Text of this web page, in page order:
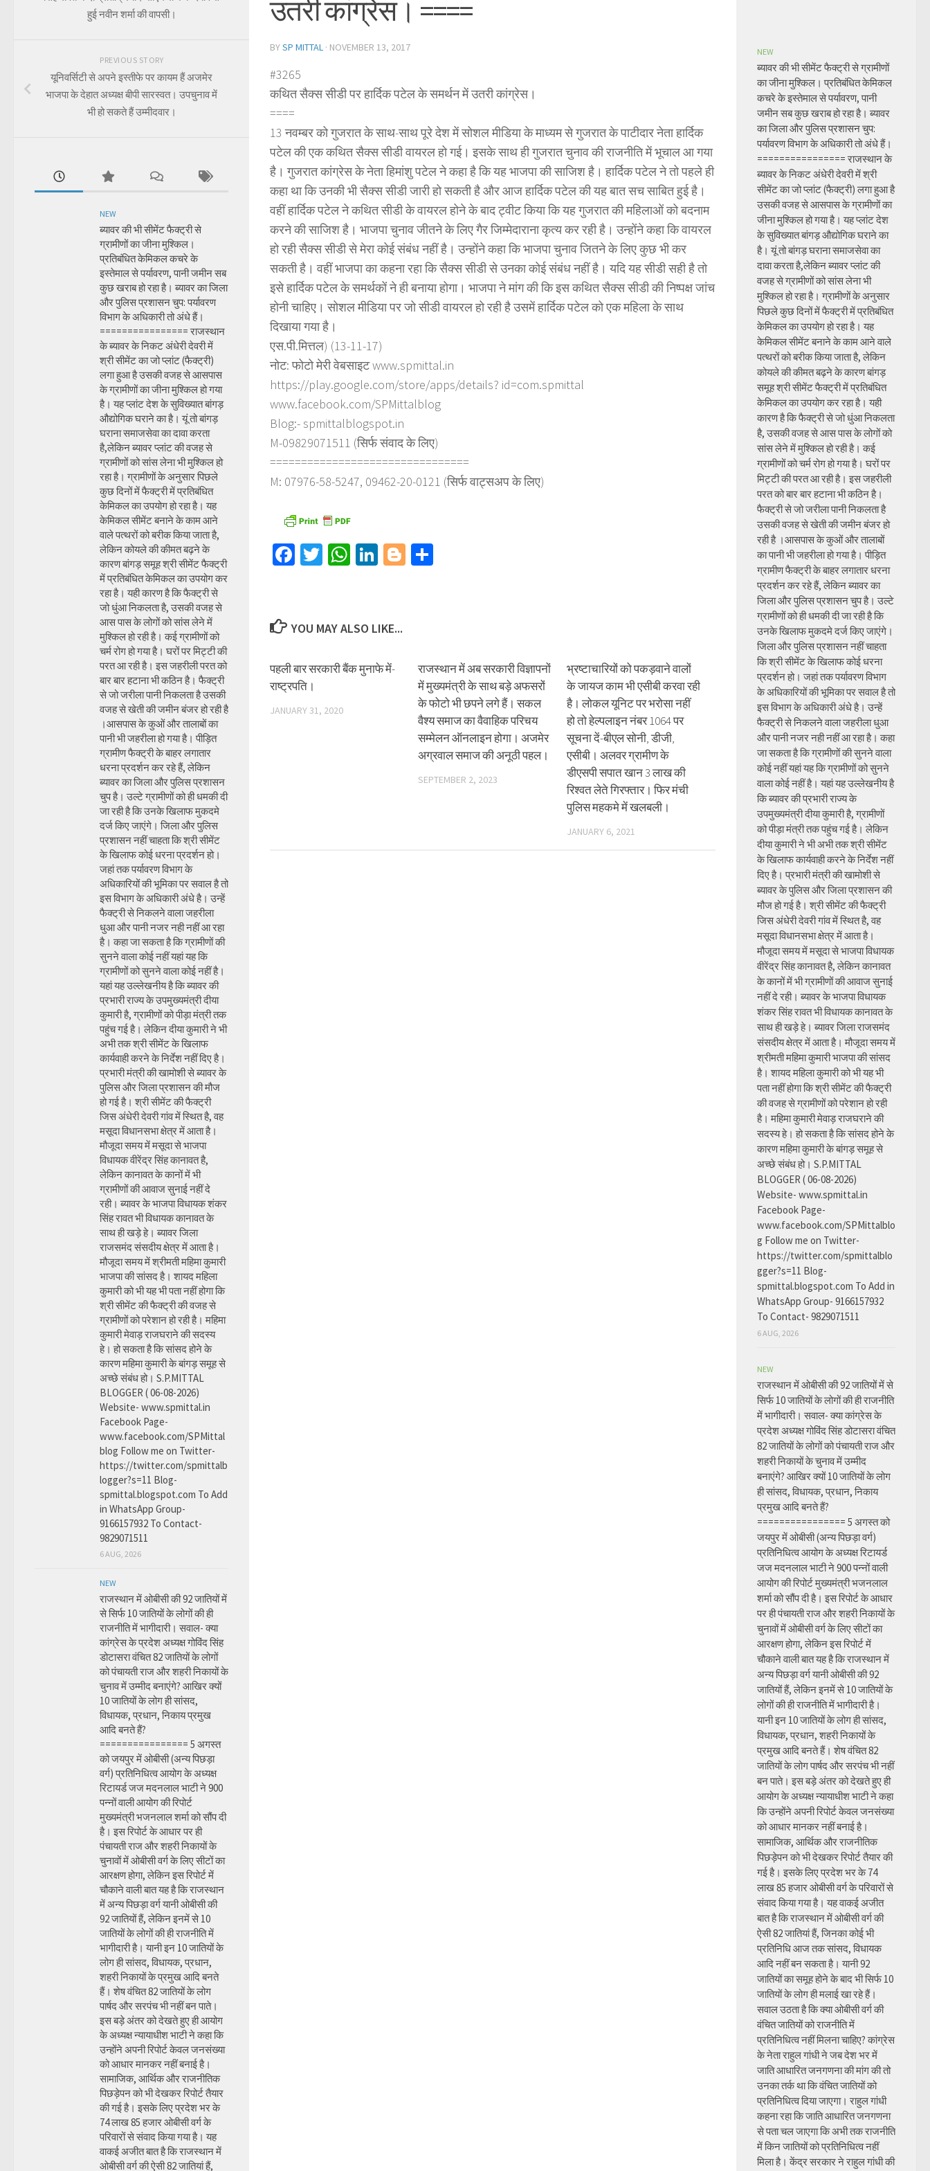
उतरी कांग्रेस। ====
BYSP MITTAL · NOVEMBER 13, 2017
#3265
कथित सैक्स सीडी पर हार्दिक पटेल के समर्थन में उतरी कांग्रेस।
====
13 नवम्बर को गुजरात के साथ-साथ पूरे देश में सोशल मीडिया के माध्यम से गुजरात के पाटीदार नेता हार्दिक
पटेल की एक कथित सैक्स सीडी वायरल हो गई। इसके साथ ही गुजरात चुनाव की राजनीति में भूचाल आ गया
है। गुजरात कांग्रेस के नेता हिमांशु पटेल ने कहा है कि यह भाजपा की साजिश है। हार्दिक पटेल ने तो पहले ही
कहा था कि उनकी भी सैक्स सीडी जारी हो सकती है और आज हार्दिक पटेल की यह बात सच साबित हुई है।
वहीं हार्दिक पटेल ने कथित सीडी के वायरल होने के बाद ट्वीट किया कि यह गुजरात की महिलाओं को बदनाम
करने की साजिश है। भाजपा चुनाव जीतने के लिए गैर जिम्मेदाराना कृत्य कर रही है। उन्होंने कहा कि वायरल
हो रही सैक्स सीडी से मेरा कोई संबंध नहीं है। उन्होंने कहा कि भाजपा चुनाव जितने के लिए कुछ भी कर
सकती है। वहीं भाजपा का कहना रहा कि सैक्स सीडी से उनका कोई संबंध नहीं है। यदि यह सीडी सही है तो
इसे हार्दिक पटेल के समर्थकों ने ही बनाया होगा। भाजपा ने मांग की कि इस कथित सैक्स सीडी की निष्पक्ष जांच
होनी चाहिए। सोशल मीडिया पर जो सीडी वायरल हो रही है उसमें हार्दिक पटेल को एक महिला के साथ
दिखाया गया है।
एस.पी.मित्तल) (13-11-17)
नोट: फोटो मेरी वेबसाइट www.spmittal.in
https://play.google.com/store/apps/details? id=com.spmittal
www.facebook.com/SPMittalblog
Blog:- spmittalblogspot.in
M-09829071511 (सिर्फ संवाद के लिए)
================================
M: 07976-58-5247, 09462-20-0121 (सिर्फ वाट्सअप के लिए)
Facebook
TwitterWhatsApp
LinkedIn
Blogger
YOU MAY ALSO LIKE...
पहली बार सरकारी बैंक मुनाफे में-
राष्ट्रपति।
JANUARY 31, 2020
राजस्थान में अब सरकारी विज्ञापनों
में मुख्यमंत्री के साथ बड़े अफसरों
के फोटो भी छपने लगे हैं। सकल
वैश्य समाज का वैवाहिक परिचय
सम्मेलन ऑनलाइन होगा। अजमेर
अग्रवाल समाज की अनूठी पहल।
SEPTEMBER 2, 2023
भ्रष्टाचारियों को पकड़वाने वालों
के जायज काम भी एसीबी करवा रही
है। लोकल यूनिट पर भरोसा नहीं
हो तो हेल्पलाइन नंबर 1064 पर
सूचना दें-बीएल सोनी, डीजी,
एसीबी। अलवर ग्रामीण के
डीएसपी सपात खान 3 लाख की
रिश्वत लेते गिरफ्तार। फिर मंची
पुलिस महकमे में खलबली।
JANUARY 6, 2021
हुई नवीन शर्मा की वापसी।
PREVIOUS STORY
यूनिवर्सिटी से अपने इस्तीफे पर कायम हैं अजमेर
भाजपा के देहात अध्यक्ष बीपी सारस्वत। उपचुनाव में
भी हो सकते हैं उम्मीदवार।
NEW
ब्यावर की भी सीमेंट फैक्ट्री से
ग्रामीणों का जीना मुश्किल।
प्रतिबंधित केमिकल कचरे के
इस्तेमाल से पर्यावरण, पानी जमीन सब
कुछ खराब हो रहा है। ब्यावर का जिला
और पुलिस प्रशासन चुप: पर्यावरण
विभाग के अधिकारी तो अंधे हैं।
================ राजस्थान
के ब्यावर के निकट अंधेरी देवरी में
श्री सीमेंट का जो प्लांट (फैक्ट्री)
लगा हुआ है उसकी वजह से आसपास
के ग्रामीणों का जीना मुश्किल हो गया
है। यह प्लांट देश के सुविख्यात बांगड़
औद्योगिक घराने का है। यूं तो बांगड़
घराना समाजसेवा का दावा करता
है,लेकिन ब्यावर प्लांट की वजह से
ग्रामीणों को सांस लेना भी मुश्किल हो
रहा है। ग्रामीणों के अनुसार पिछले
कुछ दिनों में फैक्ट्री में प्रतिबंधित
केमिकल का उपयोग हो रहा है। यह
केमिकल सीमेंट बनाने के काम आने
वाले पत्थरों को बरीक किया जाता है,
लेकिन कोयले की कीमत बढ़ने के
कारण बांगड़ समूह श्री सीमेंट फैक्ट्री
में प्रतिबंधित केमिकल का उपयोग कर
रहा है। यही कारण है कि फैक्ट्री से
जो धुंआ निकलता है, उसकी वजह से
आस पास के लोगों को सांस लेने में
मुश्किल हो रही है। कई ग्रामीणों को
चर्म रोग हो गया है। घरों पर मिट्टी की
परत आ रही है। इस जहरीली परत को
बार बार हटाना भी कठिन है। फैक्ट्री
से जो जरीला पानी निकलता है उसकी
वजह से खेती की जमीन बंजर हो रही है
।आसपास के कुओं और तालाबों का
पानी भी जहरीला हो गया है। पीड़ित
ग्रामीण फैक्ट्री के बाहर लगातार
धरना प्रदर्शन कर रहे हैं, लेकिन
ब्यावर का जिला और पुलिस प्रशासन
चुप है। उल्टे ग्रामीणों को ही धमकी दी
जा रही है कि उनके खिलाफ मुकदमे
दर्ज किए जाएंगे। जिला और पुलिस
प्रशासन नहीं चाहता कि श्री सीमेंट
के खिलाफ कोई धरना प्रदर्शन हो।
जहां तक पर्यावरण विभाग के
अधिकारियों की भूमिका पर सवाल है तो
इस विभाग के अधिकारी अंधे है। उन्हें
फैक्ट्री से निकलने वाला जहरीला
धुआ और पानी नजर नही नहीं आ रहा
है। कहा जा सकता है कि ग्रामीणों की
सुनने वाला कोई नहीं यहां यह कि
ग्रामीणों को सुनने वाला कोई नहीं है।
यहां यह उल्लेखनीय है कि ब्यावर की
प्रभारी राज्य के उपमुख्यमंत्री दीया
कुमारी है, ग्रामीणों को पीड़ा मंत्री तक
पहुंच गई है। लेकिन दीया कुमारी ने भी
अभी तक श्री सीमेंट के खिलाफ
कार्यवाही करने के निर्देश नहीं दिए है।
प्रभारी मंत्री की खामोशी से ब्यावर के
पुलिस और जिला प्रशासन की मौज
हो गई है। श्री सीमेंट की फैक्ट्री
जिस अंधेरी देवरी गांव में स्थित है, वह
मसूदा विधानसभा क्षेत्र में आता है।
मौजूदा समय में मसूदा से भाजपा
विधायक वीरेंद्र सिंह कानावत है,
लेकिन कानावत के कानों में भी
ग्रामीणों की आवाज सुनाई नहीं दे
रही। ब्यावर के भाजपा विधायक शंकर
सिंह रावत भी विधायक कानावत के
साथ ही खड़े हे। ब्यावर जिला
राजसमंद संसदीय क्षेत्र में आता है।
मौजूदा समय में श्रीमती महिमा कुमारी
भाजपा की सांसद है। शायद महिला
कुमारी को भी यह भी पता नहीं होगा कि
श्री सीमेंट की फैक्ट्री की वजह से
ग्रामीणों को परेशान हो रही है। महिमा
कुमारी मेवाड़ राजघराने की सदस्य
हे। हो सकता है कि सांसद होने के
कारण महिमा कुमारी के बांगड़ समूह से
अच्छे संबंध हो। S.P.MITTAL
BLOGGER ( 06-08-2026)
Website- www.spmittal.in
Facebook Page-
www.facebook.com/SPMittal
blog Follow me on Twitter-
https://twitter.com/spmittalb
logger?s=11 Blog-
spmittal.blogspot.com To Add
in WhatsApp Group-
9166157932 To Contact-
9829071511
6 AUG, 2026
NEW
राजस्थान में ओबीसी की 92 जातियों में
से सिर्फ 10 जातियों के लोगों की ही
राजनीति में भागीदारी। सवाल- क्या
कांग्रेस के प्रदेश अध्यक्ष गोविंद सिंह
डोटासरा वंचित 82 जातियों के लोगों
को पंचायती राज और शहरी निकायों के
चुनाव में उम्मीद बनाएंगे? आखिर क्यों
10 जातियों के लोग ही सांसद,
विधायक, प्रधान, निकाय प्रमुख
आदि बनते हैं?
================ 5 अगस्त
को जयपुर में ओबीसी (अन्य पिछड़ा
वर्ग) प्रतिनिधित्व आयोग के अध्यक्ष
रिटायर्ड जज मदनलाल भाटी ने 900
पन्नों वाली आयोग की रिपोर्ट
मुख्यमंत्री भजनलाल शर्मा को सौंप दी
है। इस रिपोर्ट के आधार पर ही
पंचायती राज और शहरी निकायों के
चुनावों में ओबीसी वर्ग के लिए सीटों का
आरक्षण होगा, लेकिन इस रिपोर्ट में
चौकाने वाली बात यह है कि राजस्थान
में अन्य पिछड़ा वर्ग यानी ओबीसी की
92 जातियों हैं, लेकिन इनमें से 10
जातियों के लोगों की ही राजनीति में
भागीदारी है। यानी इन 10 जातियों के
लोग ही सांसद, विधायक, प्रधान,
शहरी निकायों के प्रमुख आदि बनते
हैं। शेष वंचित 82 जातियों के लोग
पार्षद और सरपंच भी नहीं बन पाते।
इस बड़े अंतर को देखते हुए ही आयोग
के अध्यक्ष न्यायाधीश भाटी ने कहा कि
उन्होंने अपनी रिपोर्ट केवल जनसंख्या
को आधार मानकर नहीं बनाई है।
सामाजिक, आर्थिक और राजनीतिक
पिछड़ेपन को भी देखकर रिपोर्ट तैयार
की गई है। इसके लिए प्रदेश भर के
74 लाख 85 हजार ओबीसी वर्ग के
परिवारों से संवाद किया गया है। यह
वाकई अजीत बात है कि राजस्थान में
ओबीसी वर्ग की ऐसी 82 जातियां हैं,
NEW
ब्यावर की भी सीमेंट फैक्ट्री से ग्रामीणों
का जीना मुश्किल। प्रतिबंधित केमिकल
कचरे के इस्तेमाल से पर्यावरण, पानी
जमीन सब कुछ खराब हो रहा है। ब्यावर
का जिला और पुलिस प्रशासन चुप:
पर्यावरण विभाग के अधिकारी तो अंधे हैं।
================ राजस्थान के
ब्यावर के निकट अंधेरी देवरी में श्री
सीमेंट का जो प्लांट (फैक्ट्री) लगा हुआ है
उसकी वजह से आसपास के ग्रामीणों का
जीना मुश्किल हो गया है। यह प्लांट देश
के सुविख्यात बांगड़ औद्योगिक घराने का
है। यूं तो बांगड़ घराना समाजसेवा का
दावा करता है,लेकिन ब्यावर प्लांट की
वजह से ग्रामीणों को सांस लेना भी
मुश्किल हो रहा है। ग्रामीणों के अनुसार
पिछले कुछ दिनों में फैक्ट्री में प्रतिबंधित
केमिकल का उपयोग हो रहा है। यह
केमिकल सीमेंट बनाने के काम आने वाले
पत्थरों को बरीक किया जाता है, लेकिन
कोयले की कीमत बढ़ने के कारण बांगड़
समूह श्री सीमेंट फैक्ट्री में प्रतिबंधित
केमिकल का उपयोग कर रहा है। यही
कारण है कि फैक्ट्री से जो धुंआ निकलता
है, उसकी वजह से आस पास के लोगों को
सांस लेने में मुश्किल हो रही है। कई
ग्रामीणों को चर्म रोग हो गया है। घरों पर
मिट्टी की परत आ रही है। इस जहरीली
परत को बार बार हटाना भी कठिन है।
फैक्ट्री से जो जरीला पानी निकलता है
उसकी वजह से खेती की जमीन बंजर हो
रही है ।आसपास के कुओं और तालाबों
का पानी भी जहरीला हो गया है। पीड़ित
ग्रामीण फैक्ट्री के बाहर लगातार धरना
प्रदर्शन कर रहे हैं, लेकिन ब्यावर का
जिला और पुलिस प्रशासन चुप है। उल्टे
ग्रामीणों को ही धमकी दी जा रही है कि
उनके खिलाफ मुकदमे दर्ज किए जाएंगे।
जिला और पुलिस प्रशासन नहीं चाहता
कि श्री सीमेंट के खिलाफ कोई धरना
प्रदर्शन हो। जहां तक पर्यावरण विभाग
के अधिकारियों की भूमिका पर सवाल है तो
इस विभाग के अधिकारी अंधे है। उन्हें
फैक्ट्री से निकलने वाला जहरीला धुआ
और पानी नजर नही नहीं आ रहा है। कहा
जा सकता है कि ग्रामीणों की सुनने वाला
कोई नहीं यहां यह कि ग्रामीणों को सुनने
वाला कोई नहीं है। यहां यह उल्लेखनीय है
कि ब्यावर की प्रभारी राज्य के
उपमुख्यमंत्री दीया कुमारी है, ग्रामीणों
को पीड़ा मंत्री तक पहुंच गई है। लेकिन
दीया कुमारी ने भी अभी तक श्री सीमेंट
के खिलाफ कार्यवाही करने के निर्देश नहीं
दिए है। प्रभारी मंत्री की खामोशी से
ब्यावर के पुलिस और जिला प्रशासन की
मौज हो गई है। श्री सीमेंट की फैक्ट्री
जिस अंधेरी देवरी गांव में स्थित है, वह
मसूदा विधानसभा क्षेत्र में आता है।
मौजूदा समय में मसूदा से भाजपा विधायक
वीरेंद्र सिंह कानावत है, लेकिन कानावत
के कानों में भी ग्रामीणों की आवाज सुनाई
नहीं दे रही। ब्यावर के भाजपा विधायक
शंकर सिंह रावत भी विधायक कानावत के
साथ ही खड़े हे। ब्यावर जिला राजसमंद
संसदीय क्षेत्र में आता है। मौजूदा समय में
श्रीमती महिमा कुमारी भाजपा की सांसद
है। शायद महिला कुमारी को भी यह भी
पता नहीं होगा कि श्री सीमेंट की फैक्ट्री
की वजह से ग्रामीणों को परेशान हो रही
है। महिमा कुमारी मेवाड़ राजघराने की
सदस्य हे। हो सकता है कि सांसद होने के
कारण महिमा कुमारी के बांगड़ समूह से
अच्छे संबंध हो। S.P.MITTAL
BLOGGER ( 06-08-2026)
Website- www.spmittal.in
Facebook Page-
www.facebook.com/SPMittalblo
g Follow me on Twitter-
https://twitter.com/spmittalblo
gger?s=11 Blog-
spmittal.blogspot.com To Add in
WhatsApp Group- 9166157932
To Contact- 9829071511
6 AUG, 2026
NEW
राजस्थान में ओबीसी की 92 जातियों में से
सिर्फ 10 जातियों के लोगों की ही राजनीति
में भागीदारी। सवाल- क्या कांग्रेस के
प्रदेश अध्यक्ष गोविंद सिंह डोटासरा वंचित
82 जातियों के लोगों को पंचायती राज और
शहरी निकायों के चुनाव में उम्मीद
बनाएंगे? आखिर क्यों 10 जातियों के लोग
ही सांसद, विधायक, प्रधान, निकाय
प्रमुख आदि बनते हैं?
================ 5 अगस्त को
जयपुर में ओबीसी (अन्य पिछड़ा वर्ग)
प्रतिनिधित्व आयोग के अध्यक्ष रिटायर्ड
जज मदनलाल भाटी ने 900 पन्नों वाली
आयोग की रिपोर्ट मुख्यमंत्री भजनलाल
शर्मा को सौंप दी है। इस रिपोर्ट के आधार
पर ही पंचायती राज और शहरी निकायों के
चुनावों में ओबीसी वर्ग के लिए सीटों का
आरक्षण होगा, लेकिन इस रिपोर्ट में
चौकाने वाली बात यह है कि राजस्थान में
अन्य पिछड़ा वर्ग यानी ओबीसी की 92
जातियों हैं, लेकिन इनमें से 10 जातियों के
लोगों की ही राजनीति में भागीदारी है।
यानी इन 10 जातियों के लोग ही सांसद,
विधायक, प्रधान, शहरी निकायों के
प्रमुख आदि बनते हैं। शेष वंचित 82
जातियों के लोग पार्षद और सरपंच भी नहीं
बन पाते। इस बड़े अंतर को देखते हुए ही
आयोग के अध्यक्ष न्यायाधीश भाटी ने कहा
कि उन्होंने अपनी रिपोर्ट केवल जनसंख्या
को आधार मानकर नहीं बनाई है।
सामाजिक, आर्थिक और राजनीतिक
पिछड़ेपन को भी देखकर रिपोर्ट तैयार की
गई है। इसके लिए प्रदेश भर के 74
लाख 85 हजार ओबीसी वर्ग के परिवारों से
संवाद किया गया है। यह वाकई अजीत
बात है कि राजस्थान में ओबीसी वर्ग की
ऐसी 82 जातियां हैं, जिनका कोई भी
प्रतिनिधि आज तक सांसद, विधायक
आदि नहीं बन सकता है। यानी 92
जातियों का समूह होने के बाद भी सिर्फ 10
जातियों के लोग ही मलाई खा रहे हैं।
सवाल उठता है कि क्या ओबीसी वर्ग की
वंचित जातियों को राजनीति में
प्रतिनिधित्व नहीं मिलना चाहिए? कांग्रेस
के नेता राहुल गांधी ने जब देश भर में
जाति आधारित जनगणना की मांग की तो
उनका तर्क था कि वंचित जातियों को
प्रतिनिधित्व दिया जाएगा। राहुल गांधी
कहना रहा कि जाति आधारित जनगणना
से पता चल जाएगा कि अभी तक राजनीति
में किन जातियों को प्रतिनिधित्व नहीं
मिला है। केंद्र सरकार ने राहुल गांधी की